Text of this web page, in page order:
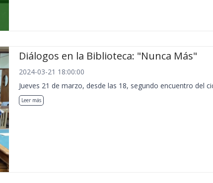
Diálogos en la Biblioteca: "Nunca Más"
2024-03-21 18:00:00
Jueves 21 de marzo, desde las 18, segundo encuentro del
Leer más